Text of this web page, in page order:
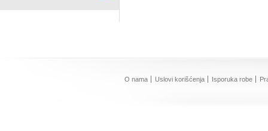
O nama Uslovi korišćenja Isporuka robe